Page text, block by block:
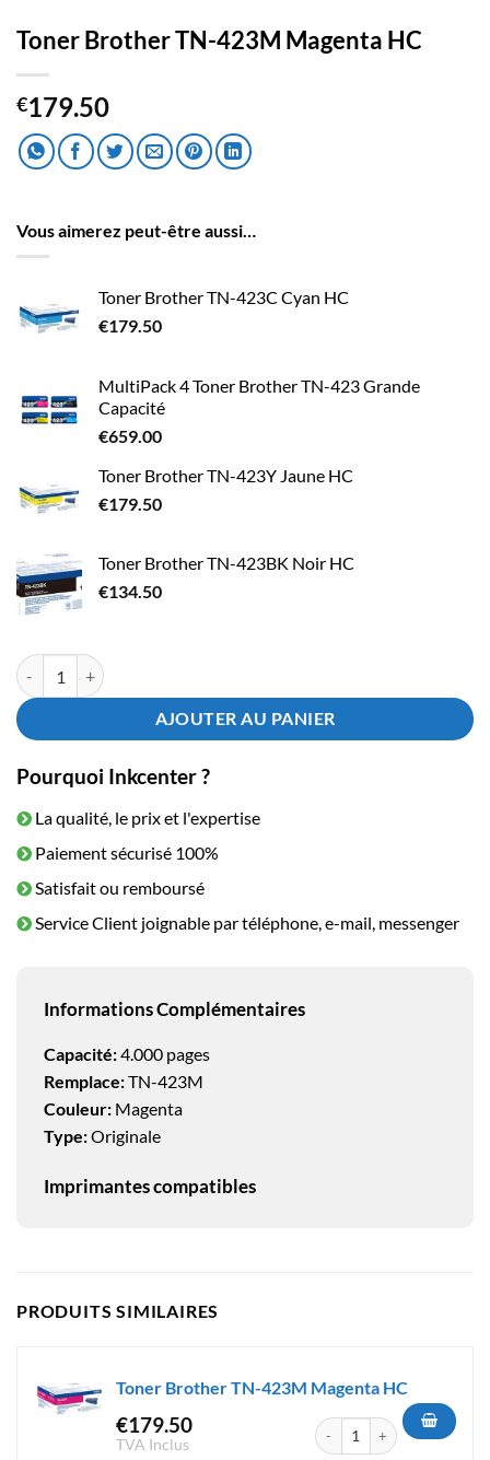
Toner Brother TN-423M Magenta HC
€179.50
Vous aimerez peut-être aussi…
Toner Brother TN-423C Cyan HC
€179.50
MultiPack 4 Toner Brother TN-423 Grande
Capacité
€659.00
Toner Brother TN-423Y Jaune HC
€179.50
Toner Brother TN-423BK Noir HC
€134.50
quantité de Toner Brother TN-423M Magenta HC
AJOUTER AU PANIER
Pourquoi Inkcenter ?
La qualité, le prix et l'expertise
Paiement sécurisé 100%
Satisfait ou remboursé
Service Client joignable par téléphone, e-mail, messenger
Informations Complémentaires
Capacité:4.000 pages
Remplace:TN-423M
Couleur: Magenta
Type:Originale
Imprimantes compatibles
PRODUITS SIMILAIRES
Toner Brother TN-423M Magenta HC
€179.50
TVA Inclus
quantité de Toner Brother